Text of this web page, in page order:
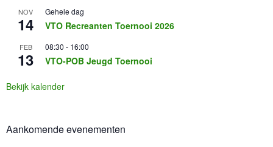
NOV
14
Gehele dag
VTO Recreanten Toernooi 2026
FEB
13
08:30 - 16:00
VTO-POB Jeugd Toernooi
Bekijk kalender
Aankomende evenementen